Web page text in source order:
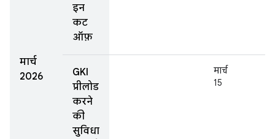
मार्च
2026
इन
कट
ऑफ़
GKI
प्रीलोड
करने
की
सुविधा
मार्च
15